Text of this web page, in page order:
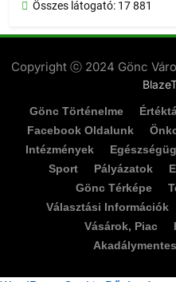
Összes látogató: 17 881
Copyright ⓒ 2024 Gönc
Gönc Történelme
Facebook Oldalunk
Intézmények
Sport
Pályázatok
Gönc Térképe
Választási Információk
Vásárok, Piac